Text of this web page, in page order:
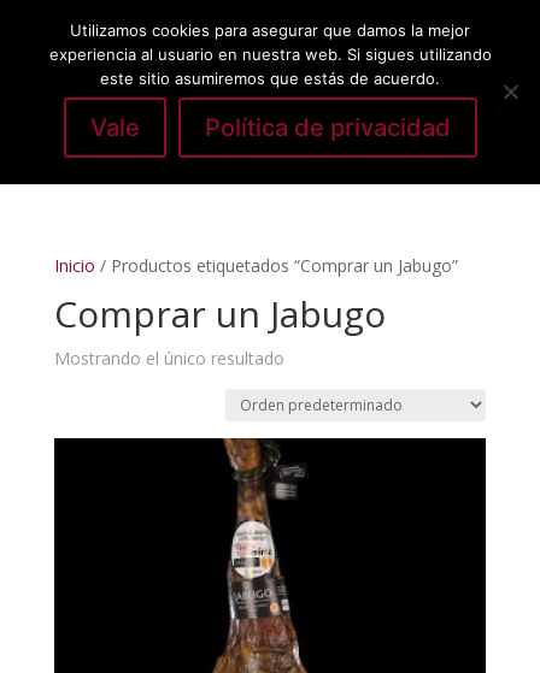
Seleccionar página
Inicio / Productos etiquetados “Comprar un Jabugo”
Comprar un Jabugo
Mostrando el único resultado
Utilizamos cookies para asegurar que damos la mejor
experiencia al usuario en nuestra web. Si sigues utilizando
este sitio asumiremos que estás de acuerdo.
Vale Política de privacidad